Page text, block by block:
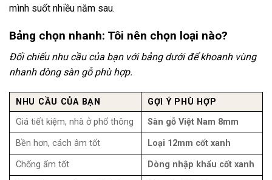
mình suốt nhiều năm sau.
Bảng chọn nhanh: Tôi nên chọn loại nào?
Đối chiếu nhu cầu của bạn với bảng dưới để khoanh vùng
nhanh dòng sàn gỗ phù hợp.
NHU CẦU CỦA BẠN
GỢI Ý PHÙ HỢP
Giá tiết kiệm, nhà ở phổ thông
Sàn gỗ Việt Nam 8mm
Bền hơn, cách âm tốt Loại 12mm cốt xanh
Chống ẩm tốt Dòng nhập khẩu cốt xanh